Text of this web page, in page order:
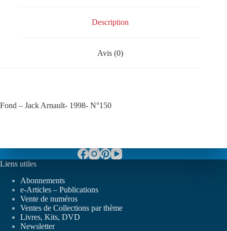
Description
Avis (0)
Fond – Jack Arnault- 1998- N°150
Liens utiles
Abonnements
e-Articles – Publications
Vente de numéros
Ventes de Collections par thème
Livres, Kits, DVD
Newsletter